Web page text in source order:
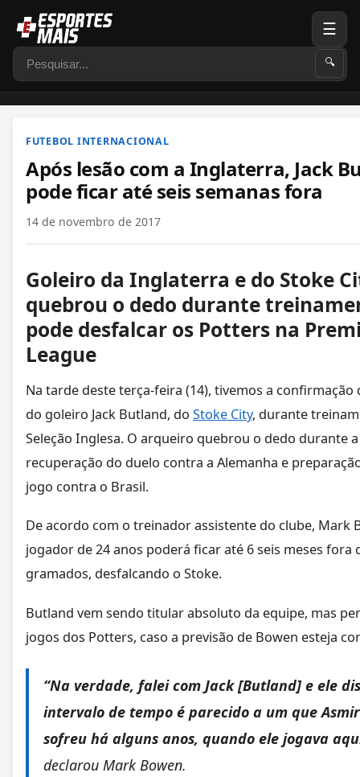
Pesquisar 🔍
☰
FUTEBOL INTERNACIONAL
Após lesão com a Inglaterra, Jack
pode ficar até seis semanas fora
14 de novembro de 2017
Goleiro da Inglaterra e do Stoke
quebrou o dedo durante
pode desfalcar os Potters na
League
Na tarde deste terça-feira (14), tivemos a confirmação
do goleiro Jack Butland, do Stoke City, durante
Seleção Inglesa. O arqueiro quebrou o dedo durante a
recuperação do duelo contra a Alemanha e
jogo contra o Brasil.
De acordo com o treinador assistente do clube, Mark
jogador de 24 anos poderá ficar até 6 seis meses fora
gramados, desfalcando o Stoke.
Butland vem sendo titular absoluto da equipe, mas
jogos dos Potters, caso a previsão de Bowen esteja
“Na verdade, falei com Jack [Butland] e ele
intervalo de tempo é parecido a um que
sofreu há alguns anos, quando ele jogava
declarou Mark Bowen.